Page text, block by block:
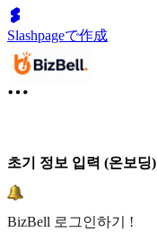
Slashpageで作成
초기 정보 입력 (온보딩)
BizBell 로그인하기 !